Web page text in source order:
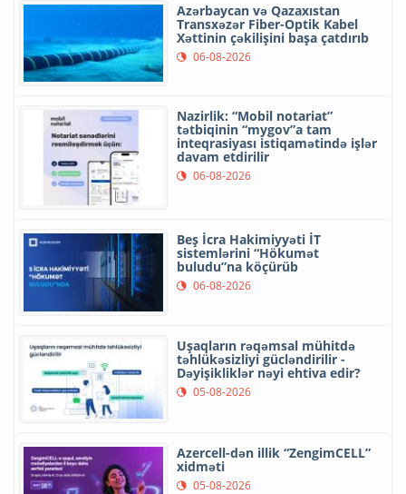
Azərbaycan və Qazaxıstan
Transxəzər Fiber-Optik Kabel
Xəttinin çəkilişini başa çatdırıb
06-08-2026
Nazirlik: “Mobil notariat”
tətbiqinin “mygov”a tam
inteqrasiyası istiqamətində işlər
davam etdirilir
06-08-2026
Beş İcra Hakimiyyəti İT
sistemlərini “Hökumət
buludu”na köçürüb
06-08-2026
Uşaqların rəqəmsal mühitdə
təhlükəsizliyi gücləndirilir -
Dəyişikliklər nəyi ehtiva edir?
05-08-2026
Azercell-dən illik “ZengimCELL”
xidməti
05-08-2026